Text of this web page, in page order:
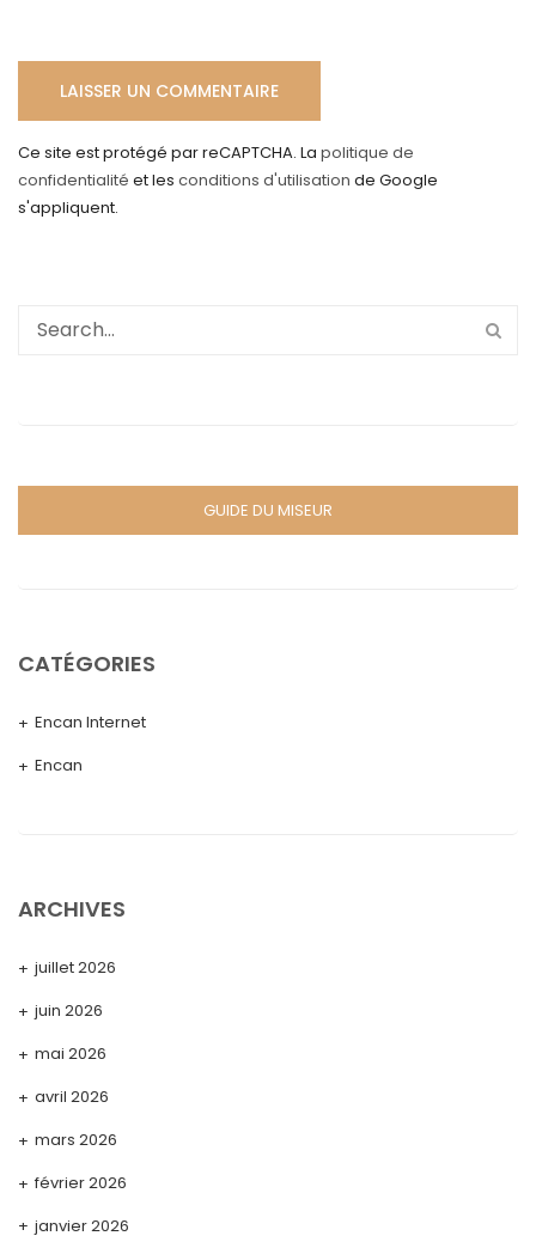
Ce site est protégé par reCAPTCHA. La politique de
confidentialité et les conditions d'utilisation de Google
s'appliquent.
GUIDE DU MISEUR
CATÉGORIES
Encan Internet
Encan
ARCHIVES
juillet 2026
juin 2026
mai 2026
avril 2026
mars 2026
février 2026
janvier 2026